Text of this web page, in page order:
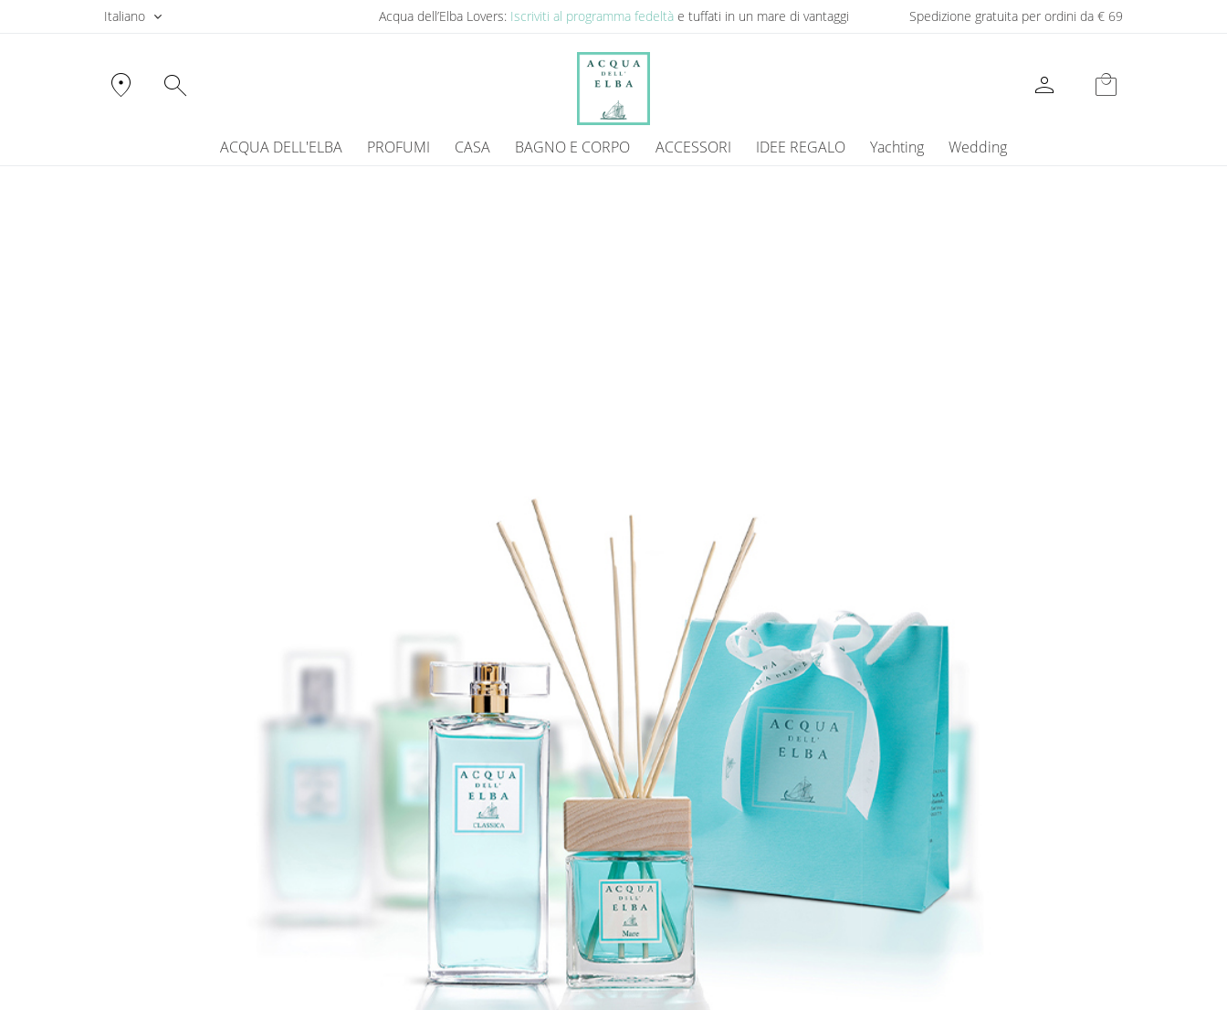
Italiano Acqua dell’Elba Lovers: Iscriviti al programma fedeltàe tuffati in un mare di vantaggi Spedizione gratuita per ordini da € 69
location_on search person local_mall
ACQUA DELL'ELBA PROFUMI CASA BAGNO E CORPO ACCESSORI IDEE REGALO Yachting Wedding